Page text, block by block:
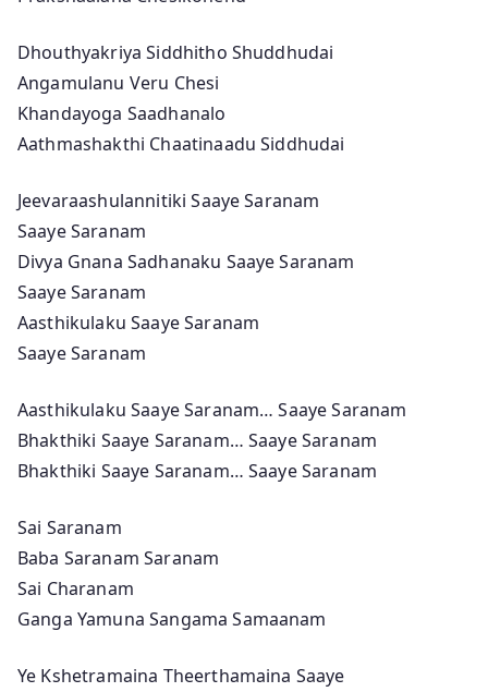
Dhouthyakriya Siddhitho Shuddhudai
Angamulanu Veru Chesi
Khandayoga Saadhanalo
Aathmashakthi Chaatinaadu Siddhudai
Jeevaraashulannitiki Saaye Saranam
Saaye Saranam
Divya Gnana Sadhanaku Saaye Saranam
Saaye Saranam
Aasthikulaku Saaye Saranam
Saaye Saranam
Aasthikulaku Saaye Saranam… Saaye Saranam
Bhakthiki Saaye Saranam… Saaye Saranam
Bhakthiki Saaye Saranam… Saaye Saranam
Sai Saranam
Baba Saranam Saranam
Sai Charanam
Ganga Yamuna Sangama Samaanam
Ye Kshetramaina Theerthamaina Saaye